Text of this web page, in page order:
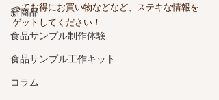
新商品
食品サンプル制作体験
食品サンプル工作キット
コラム
ってお得にお買い物などなど、ステキな情報を
ゲットしてください！